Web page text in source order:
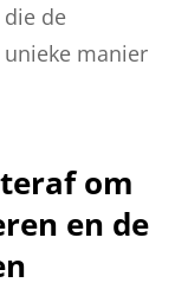
de
manier
om
en de